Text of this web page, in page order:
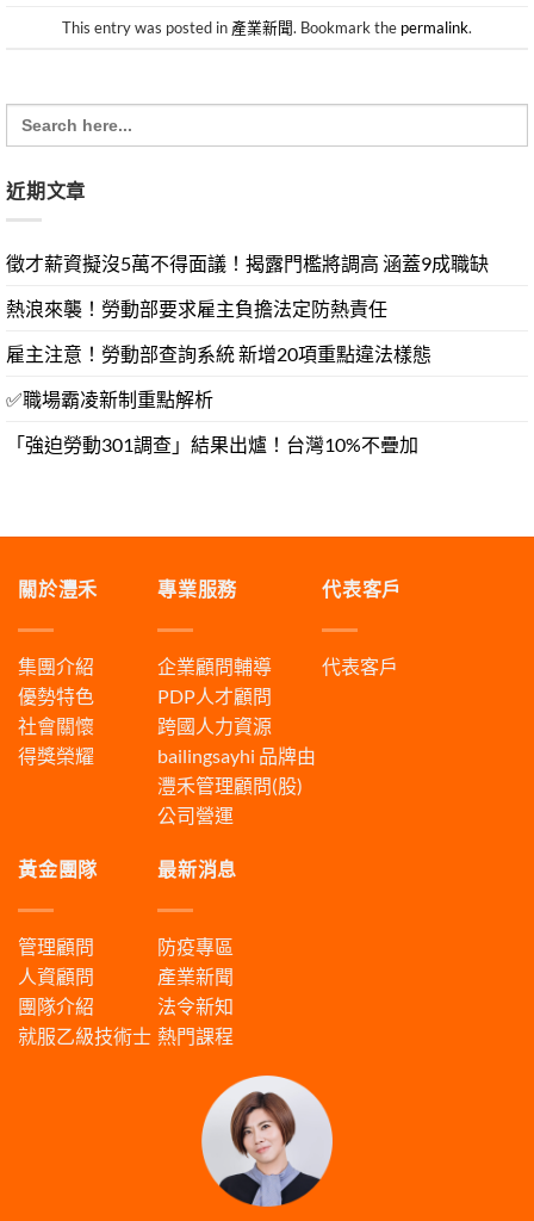
This entry was posted in 產業新聞. Bookmark the permalink.
Search
for:
近期文章
徵才薪資擬沒5萬不得面議！揭露門檻將調高 涵蓋9成職缺
熱浪來襲！勞動部要求雇主負擔法定防熱責任
雇主注意！勞動部查詢系統 新增20項重點違法樣態
✅職場霸凌新制重點解析
「強迫勞動301調查」結果出爐！台灣10%不疊加
關於灃禾
集團介紹
優勢特色
社會關懷
得獎榮耀
專業服務
企業顧問輔導
PDP人才顧問
跨國人力資源
bailingsayhi 品牌由
灃禾管理顧問(股)
公司營運
代表客戶
代表客戶
黃金團隊
管理顧問
人資顧問
團隊介紹
就服乙級技術士
最新消息
防疫專區
產業新聞
法令新知
熱門課程